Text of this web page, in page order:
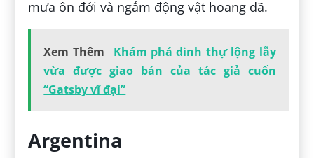
mưa ôn đới và ngắm động vật hoang dã.
Xem Thêm
Khám phá dinh thự lộng lẫy
vừa được giao bán của tác giả cuốn
“Gatsby vĩ đại”
Argentina